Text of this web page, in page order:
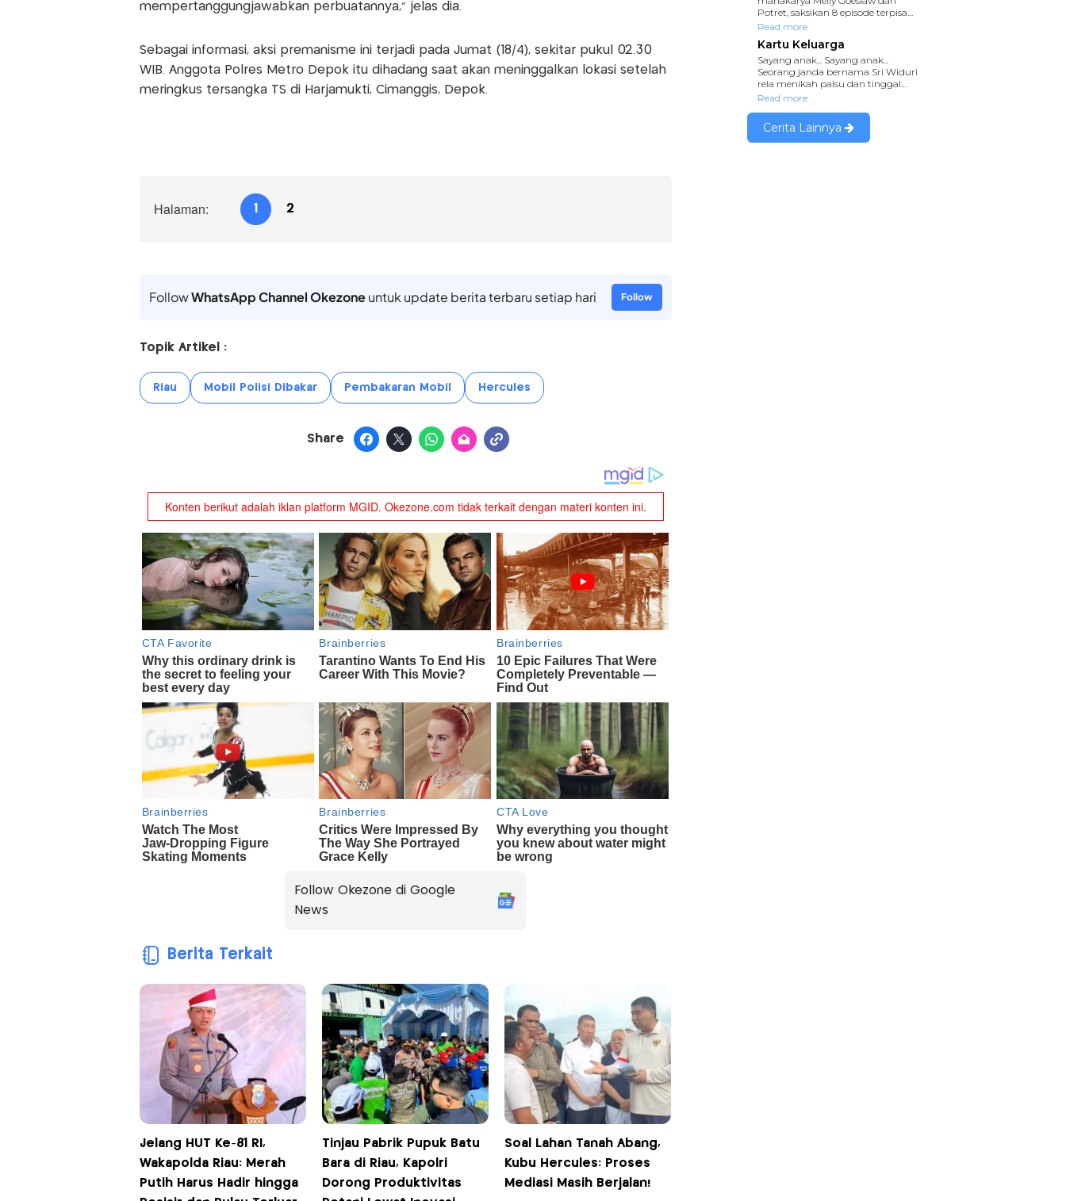
mempertanggungjawabkan perbuatannya," jelas dia.
Sebagai informasi, aksi premanisme ini terjadi pada Jumat (18/4), sekitar pukul 02.30
WIB. Anggota Polres Metro Depok itu dihadang saat akan meninggalkan lokasi setelah
meringkus tersangka TS di Harjamukti, Cimanggis, Depok.
Halaman: 1 2
FollowWhatsApp Channel Okezoneuntuk update berita terbaru setiap hari Follow
Topik Artikel :
Riau Mobil Polisi Dibakar Pembakaran Mobil Hercules
Share
Follow Okezone di Google
News
Berita Terkait
Jelang HUT Ke-81 RI,
Wakapolda Riau: Merah
Putih Harus Hadir hingga
Tinjau Pabrik Pupuk Batu
Bara di Riau, Kapolri
Dorong Produktivitas
Soal Lahan Tanah Abang,
Kubu Hercules: Proses
Mediasi Masih Berjalan!